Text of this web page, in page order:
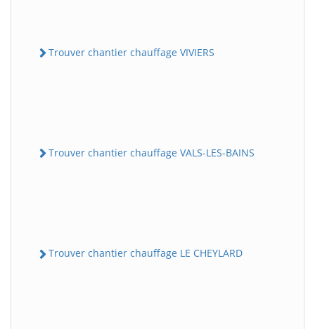
Trouver chantier chauffage VIVIERS
Trouver chantier chauffage VALS-LES-BAINS
Trouver chantier chauffage LE CHEYLARD